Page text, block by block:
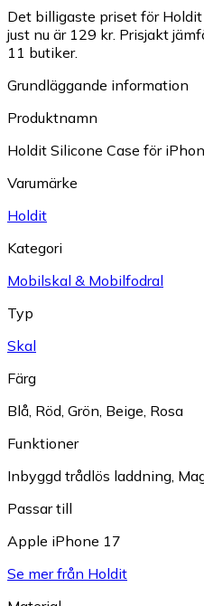
Det billigaste priset för
just nu är 129 kr. Prisjakt
11 butiker.
Grundläggande information
Produktnamn
Holdit Silicone Case för
Varumärke
Holdit
Kategori
Mobilskal & Mobilfodral
Typ
Skal
Färg
Blå, Röd, Grön, Beige, Rosa
Funktioner
Inbyggd trådlös laddning,
Passar till
Apple iPhone 17
Se mer från Holdit